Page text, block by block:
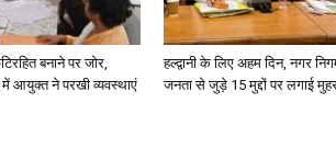
बनाने पर जोर,
आयुक्त ने परखी व्यवस्थाएं
हल्द्वानी के लिए अहम दिन, नगर
जनता से जुड़े 15 मुद्दों पर लगाई